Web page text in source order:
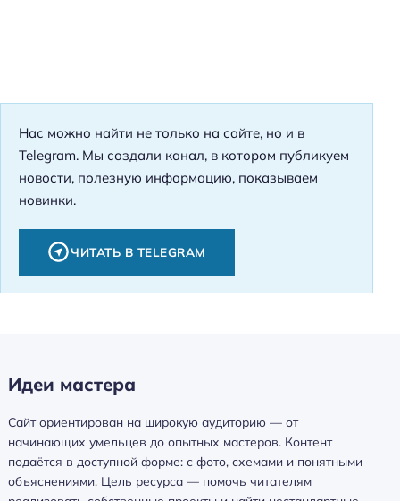
Нас можно найти не только на сайте, но и в
Telegram. Мы создали канал, в котором публикуем
новости, полезную информацию, показываем
новинки.
ЧИТАТЬ В TELEGRAM
Идеи мастера
Сайт ориентирован на широкую аудиторию — от
начинающих умельцев до опытных мастеров. Контент
подаётся в доступной форме: с фото, схемами и понятными
объяснениями. Цель ресурса — помочь читателям